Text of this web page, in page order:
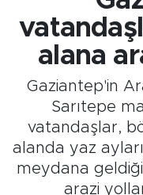
alana
Gaziantep'in
Sarıtepe
vatandaşlar,
alanda yaz
meydana
arazi
Son Dakika
Haber Arşivi